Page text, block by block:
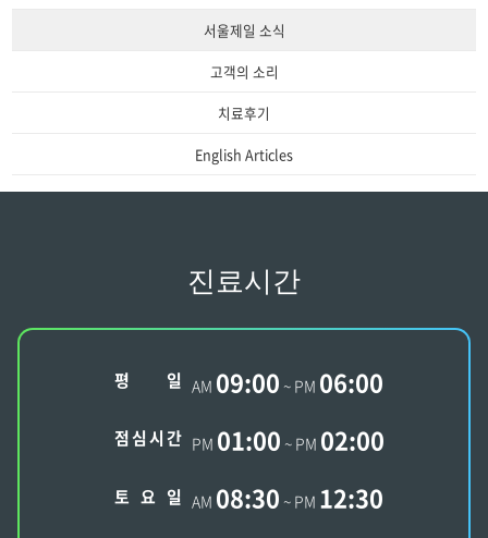
서울제일 소식
고객의 소리
치료후기
English Articles
진료시간
평 일 AM 09:00 ~ PM 06:00
점심시간 PM 01:00 ~ PM 02:00
토 요 일 AM 08:30 ~ PM 12:30